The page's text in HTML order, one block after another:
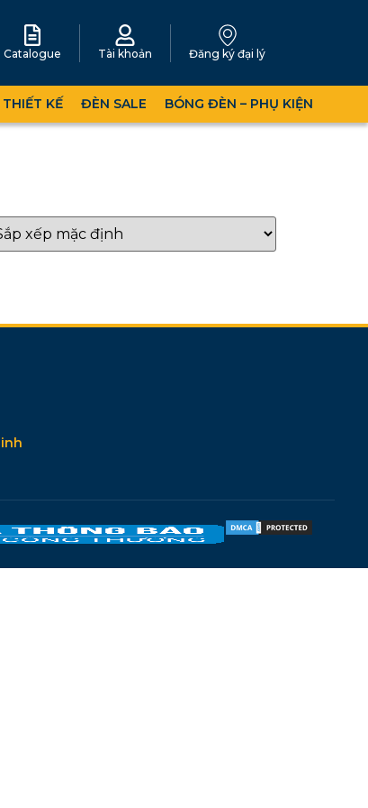
Catalogue Tài khoản Đăng ký đại lý
KẾ ĐÈN SALE BÓNG ĐÈN – PHỤ KIỆN